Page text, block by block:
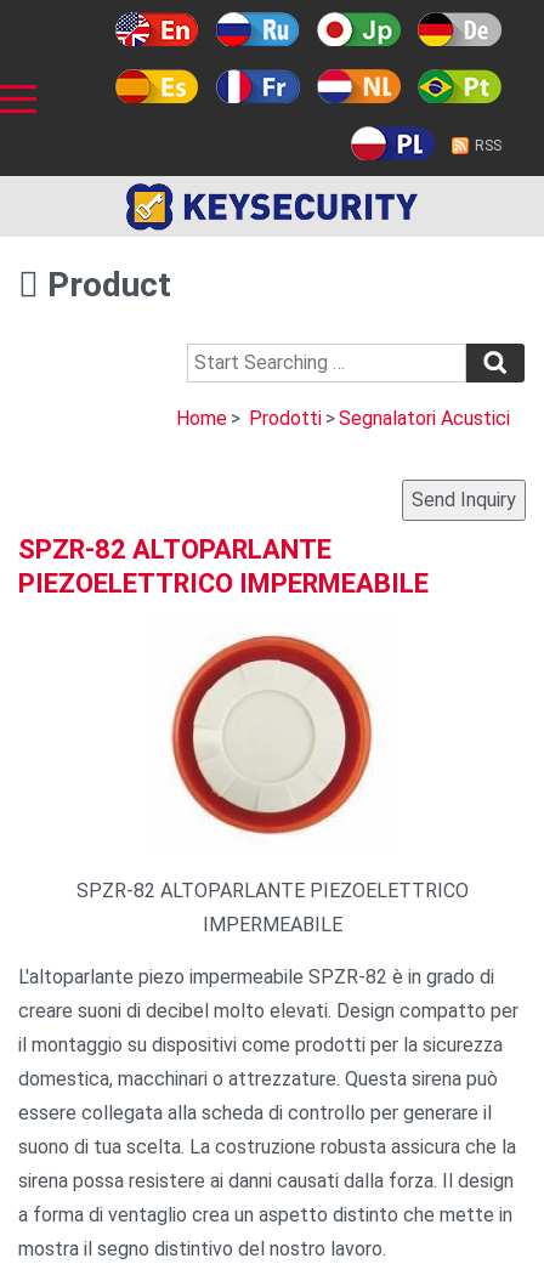
RSS
Product
Home > Prodotti >Segnalatori Acustici
SPZR-82 ALTOPARLANTE
PIEZOELETTRICO IMPERMEABILE
SPZR-82 ALTOPARLANTE PIEZOELETTRICO
IMPERMEABILE
L'altoparlante piezo impermeabile SPZR-82 è in grado di
creare suoni di decibel molto elevati. Design compatto per
il montaggio su dispositivi come prodotti per la sicurezza
domestica, macchinari o attrezzature. Questa sirena può
essere collegata alla scheda di controllo per generare il
suono di tua scelta. La costruzione robusta assicura che la
sirena possa resistere ai danni causati dalla forza. Il design
a forma di ventaglio crea un aspetto distinto che mette in
mostra il segno distintivo del nostro lavoro.